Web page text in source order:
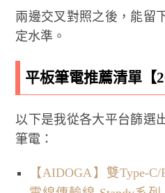
兩邊交叉對照之後，能留
定水準。
平板筆電推薦清單【
以下是我從各大平台篩選
筆電：
【AIDOGA】雙Type-